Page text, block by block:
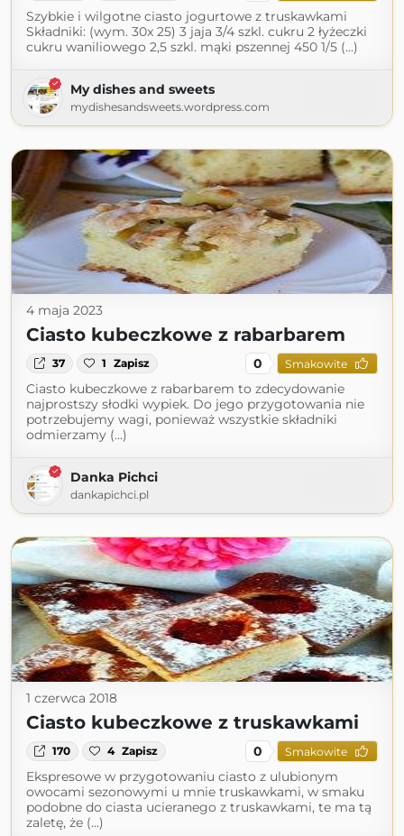
Szybkie i wilgotne ciasto jogurtowe z truskawkami
Składniki: (wym. 30x 25) 3 jaja 3/4 szkl. cukru 2 łyżeczki
cukru waniliowego 2,5 szkl. mąki pszennej 450 1/5 (...)
My dishes and sweets
mydishesandsweets.wordpress.com
4 maja 2023
Ciasto kubeczkowe z rabarbarem
37 1 Zapisz 0 Smakowite
Ciasto kubeczkowe z rabarbarem to zdecydowanie
najprostszy słodki wypiek. Do jego przygotowania nie
potrzebujemy wagi, ponieważ wszystkie składniki
odmierzamy (...)
Danka Pichci
dankapichci.pl
1 czerwca 2018
Ciasto kubeczkowe z truskawkami
170 4 Zapisz 0 Smakowite
Ekspresowe w przygotowaniu ciasto z ulubionym
owocami sezonowymi u mnie truskawkami, w smaku
podobne do ciasta ucieranego z truskawkami, te ma tą
zaletę, że (...)